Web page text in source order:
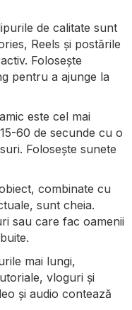
de calitate sunt
Reels și postările
Folosește
pentru a ajunge la
este cel mai
60 de secunde cu o
Folosește sunete
combinate cu
sunt cheia.
sau care fac oamenii
mai lungi,
vloguri și
și audio contează